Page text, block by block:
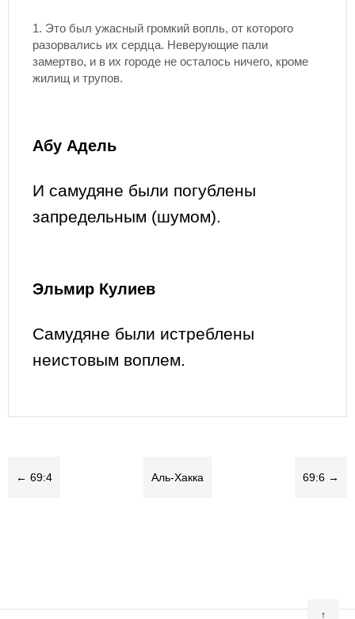
1. Это был ужасный громкий вопль, от которого
разорвались их сердца. Неверующие пали
замертво, и в их городе не осталось ничего, кроме
жилищ и трупов.
Абу Адель
И самудяне были погублены
запредельным (шумом).
Эльмир Кулиев
Самудяне были истреблены
неистовым воплем.
← 69:4 Аль-Хакка 69:6 →
↑